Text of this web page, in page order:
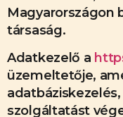
Magyarországon
társaság.
Adatkezelő a
üzemeltetője,
szolgáltatást